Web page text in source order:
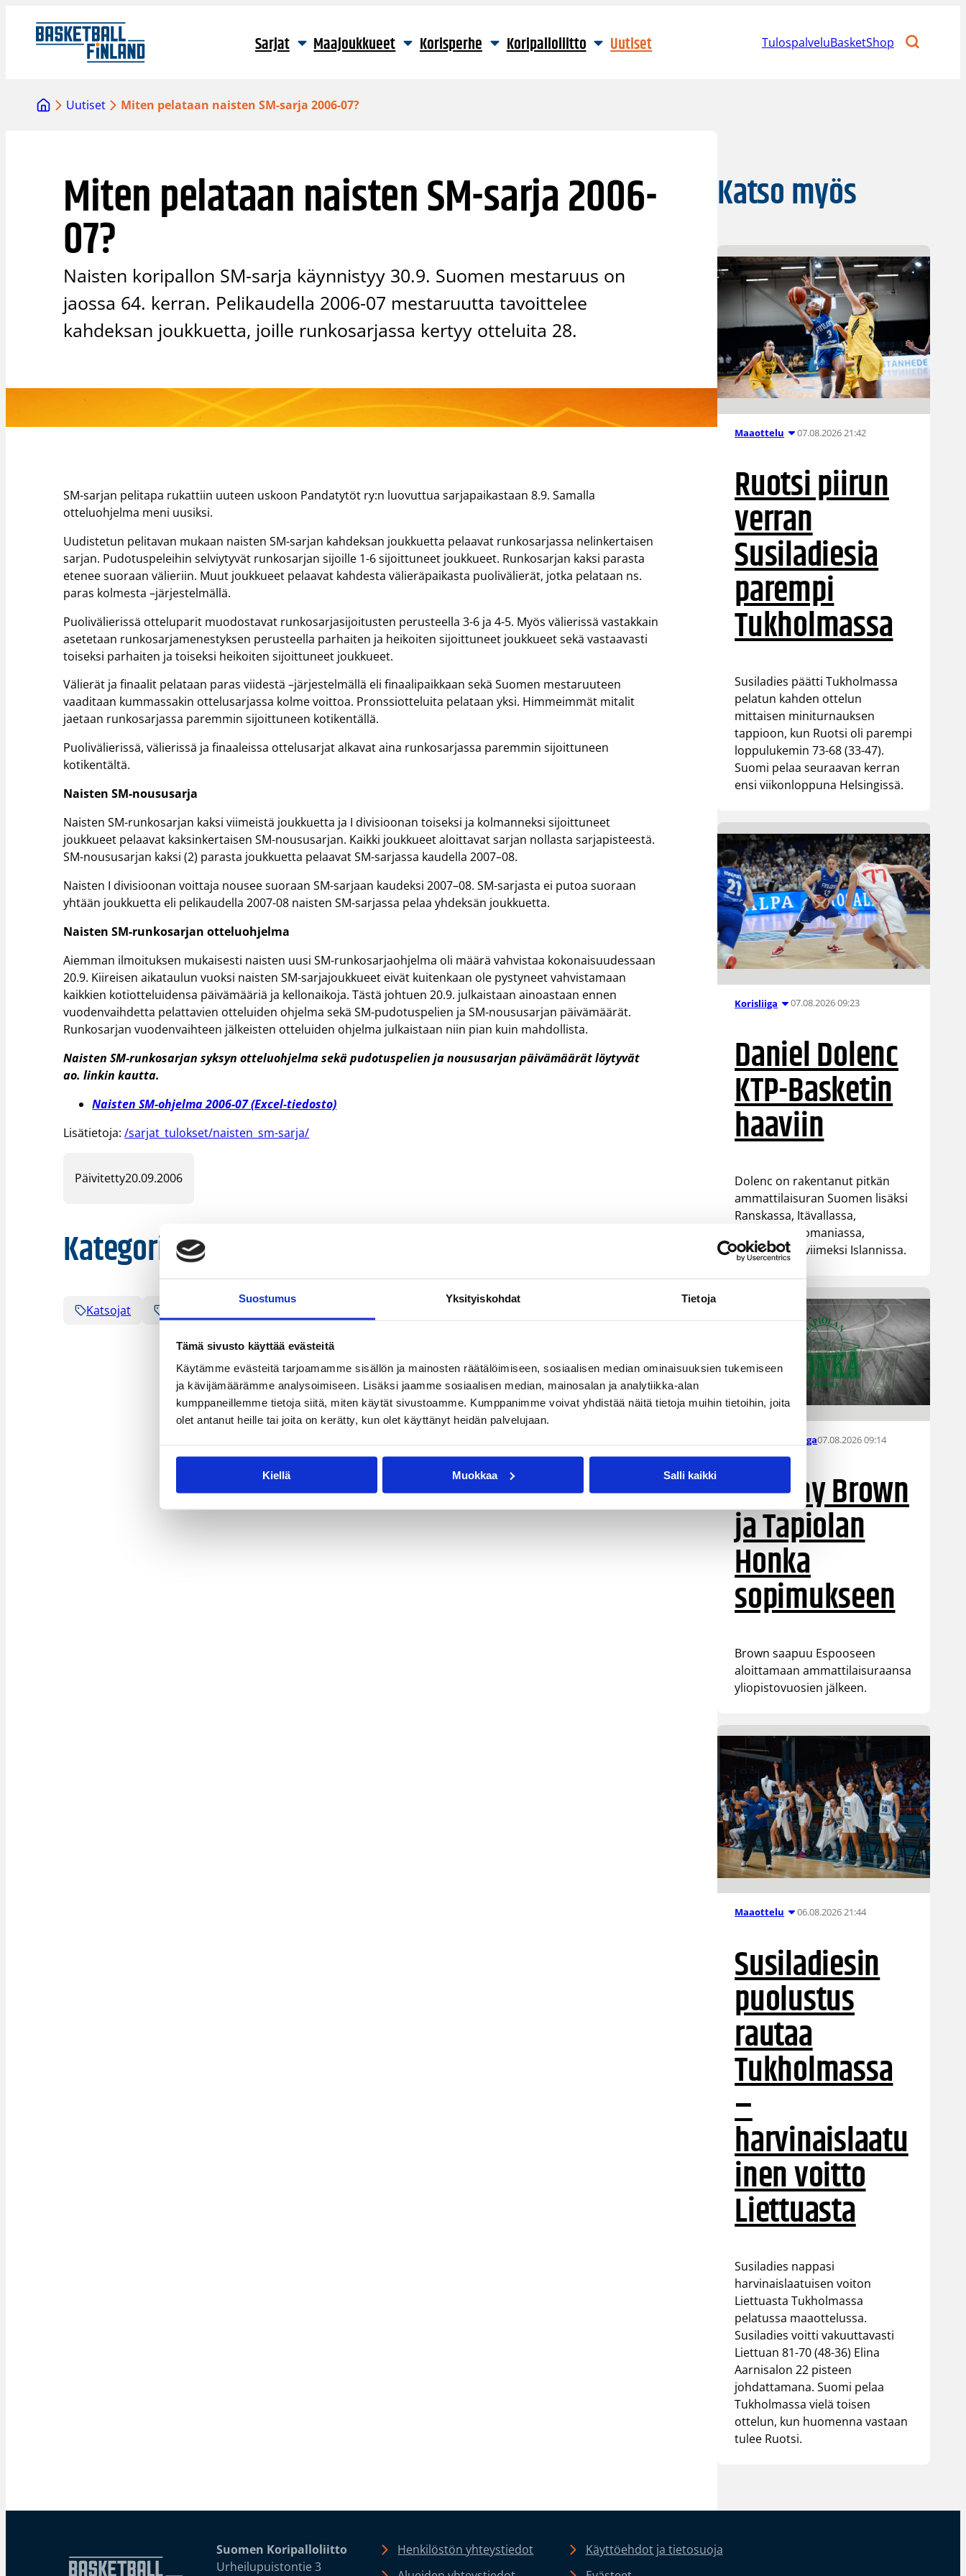
Suostumus Yksityiskohdat Tietoja
Tämä sivusto käyttää evästeitä
Käytämme evästeitä tarjoamamme sisällön ja mainosten räätälöimiseen, sosiaalisen median ominaisuuksien tukemiseen
ja kävijämäärämme analysoimiseen. Lisäksi jaamme sosiaalisen median, mainosalan ja analytiikka-alan
kumppaneillemme tietoja siitä, miten käytät sivustoamme. Kumppanimme voivat yhdistää näitä tietoja muihin tietoihin, joita
olet antanut heille tai joita on kerätty, kun olet käyttänyt heidän palvelujaan.
Kiellä Muokkaa Salli kaikki
sisältöön
Sarjat Maajoukkueet Korisperhe Koripalloliitto Uutiset TulospalveluBasketShop
Uutiset Miten pelataan naisten SM-sarja 2006-07?
Miten pelataan naisten SM-sarja 2006-
07?
Naisten koripallon SM-sarja käynnistyy 30.9. Suomen mestaruus on
jaossa 64. kerran. Pelikaudella 2006-07 mestaruutta tavoittelee
kahdeksan joukkuetta, joille runkosarjassa kertyy otteluita 28.
SM-sarjan pelitapa rukattiin uuteen uskoon Pandatytöt ry:n luovuttua sarjapaikastaan 8.9. Samalla
otteluohjelma meni uusiksi.
Uudistetun pelitavan mukaan naisten SM-sarjan kahdeksan joukkuetta pelaavat runkosarjassa nelinkertaisen
sarjan. Pudotuspeleihin selviytyvät runkosarjan sijoille 1-6 sijoittuneet joukkueet. Runkosarjan kaksi parasta
etenee suoraan välieriin. Muut joukkueet pelaavat kahdesta välieräpaikasta puolivälierät, jotka pelataan ns.
paras kolmesta –järjestelmällä.
Puolivälierissä otteluparit muodostavat runkosarjasijoitusten perusteella 3-6 ja 4-5. Myös välierissä vastakkain
asetetaan runkosarjamenestyksen perusteella parhaiten ja heikoiten sijoittuneet joukkueet sekä vastaavasti
toiseksi parhaiten ja toiseksi heikoiten sijoittuneet joukkueet.
Välierät ja finaalit pelataan paras viidestä –järjestelmällä eli finaalipaikkaan sekä Suomen mestaruuteen
vaaditaan kummassakin ottelusarjassa kolme voittoa. Pronssiotteluita pelataan yksi. Himmeimmät mitalit
jaetaan runkosarjassa paremmin sijoittuneen kotikentällä.
Puolivälierissä, välierissä ja finaaleissa ottelusarjat alkavat aina runkosarjassa paremmin sijoittuneen
kotikentältä.
Naisten SM-noususarja
Naisten SM-runkosarjan kaksi viimeistä joukkuetta ja I divisioonan toiseksi ja kolmanneksi sijoittuneet
joukkueet pelaavat kaksinkertaisen SM-noususarjan. Kaikki joukkueet aloittavat sarjan nollasta sarjapisteestä.
SM-noususarjan kaksi (2) parasta joukkuetta pelaavat SM-sarjassa kaudella 2007–08.
Naisten I divisioonan voittaja nousee suoraan SM-sarjaan kaudeksi 2007–08. SM-sarjasta ei putoa suoraan
yhtään joukkuetta eli pelikaudella 2007-08 naisten SM-sarjassa pelaa yhdeksän joukkuetta.
Naisten SM-runkosarjan otteluohjelma
Aiemman ilmoituksen mukaisesti naisten uusi SM-runkosarjaohjelma oli määrä vahvistaa kokonaisuudessaan
20.9. Kiireisen aikataulun vuoksi naisten SM-sarjajoukkueet eivät kuitenkaan ole pystyneet vahvistamaan
kaikkien kotiotteluidensa päivämääriä ja kellonaikoja. Tästä johtuen 20.9. julkaistaan ainoastaan ennen
vuodenvaihdetta pelattavien otteluiden ohjelma sekä SM-pudotuspelien ja SM-noususarjan päivämäärät.
Runkosarjan vuodenvaihteen jälkeisten otteluiden ohjelma julkaistaan niin pian kuin mahdollista.
Naisten SM-runkosarjan syksyn otteluohjelma sekä pudotuspelien ja noususarjan päivämäärät löytyvät
ao. linkin kautta.
Naisten SM-ohjelma 2006-07 (Excel-tiedosto)
Lisätietoja:/sarjat_tulokset/naisten_sm-sarja/
Päivitetty20.09.2006
Kategoriat
Katsojat
Katso myös
Maaottelu 07.08.2026 21:42
Ruotsi piirun
verran
Susiladiesia
parempi
Tukholmassa
Susiladies päätti Tukholmassa
pelatun kahden ottelun
mittaisen miniturnauksen
tappioon, kun Ruotsi oli parempi
loppulukemin 73-68 (33-47).
Suomi pelaa seuraavan kerran
ensi viikonloppuna Helsingissä.
Korisliiga 07.08.2026 09:23
Daniel Dolenc
KTP-Basketin
haaviin
Dolenc on rakentanut pitkän
ammattilaisuran Suomen lisäksi
Ranskassa, Itävallassa,
Liettuassa, Romaniassa,
Bosniassa ja viimeksi Islannissa.
Naisten Korisliiga07.08.2026 09:14
Destiny Brown
ja Tapiolan
Honka
sopimukseen
Brown saapuu Espooseen
aloittamaan ammattilaisuraansa
yliopistovuosien jälkeen.
Maaottelu 06.08.2026 21:44
Susiladiesin
puolustus
rautaa
Tukholmassa
–
harvinaislaatu
inen voitto
Liettuasta
Susiladies nappasi
harvinaislaatuisen voiton
Liettuasta Tukholmassa
pelatussa maaottelussa.
Susiladies voitti vakuuttavasti
Liettuan 81-70 (48-36) Elina
Aarnisalon 22 pisteen
johdattamana. Suomi pelaa
Tukholmassa vielä toisen
ottelun, kun huomenna vastaan
tulee Ruotsi.
Suomen Koripalloliitto
Urheilupuistontie 3
Henkilöstön yhteystiedot
Käyttöehdot ja tietosuoja